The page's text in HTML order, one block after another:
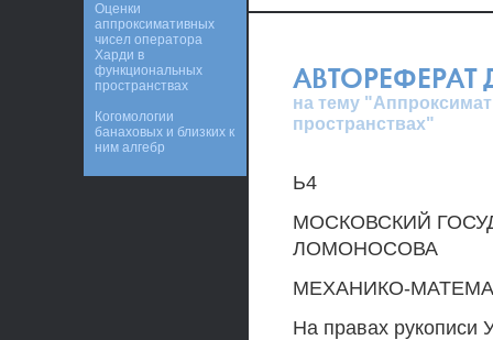
АВТОРЕФЕРАТ
на тему
пространствах"
Ь4
МОСКОВСКИЙ
ЛОМОНОСОВА
МЕХАНИКО-
На правах рукописи
Оценки
аппроксимативных
чисел оператора
Харди в
функциональных
пространствах
Когомологии
банаховых и близких к
ним алгебр